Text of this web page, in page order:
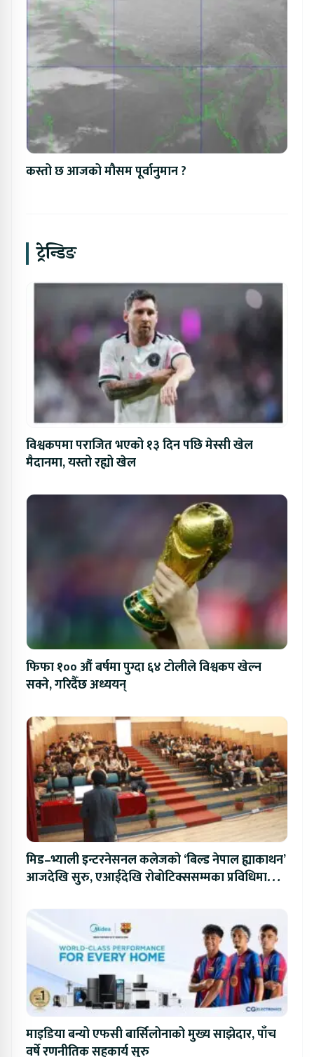
कस्तो छ आजको मौसम पूर्वानुमान ?
ट्रेन्डिङ
विश्वकपमा पराजित भएको १३ दिन पछि मेस्सी खेल
मैदानमा, यस्तो रह्यो खेल
फिफा १०० औं बर्षमा पुग्दा ६४ टोलीले विश्वकप खेल्न
सक्ने, गरिदैँछ अध्ययन्
मिड–भ्याली इन्टरनेसनल कलेजको ‘बिल्ड नेपाल ह्याकाथन’
आजदेखि सुरु, एआईदेखि रोबोटिक्ससम्मका प्रविधिमा
माइडिया बन्यो एफसी बार्सिलोनाको मुख्य साझेदार, पाँच
वर्षे रणनीतिक सहकार्य सुरु